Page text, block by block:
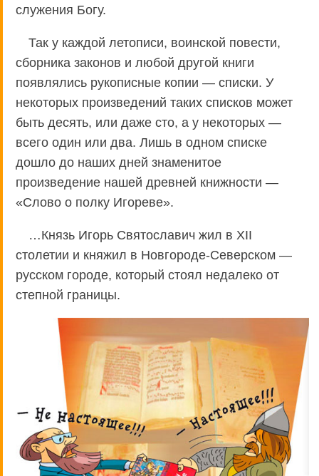
служения Богу.
Так у каждой летописи, воинской повести,
сборника законов и любой другой книги
появлялись рукописные копии — списки. У
некоторых произведений таких списков может
быть десять, или даже сто, а у некоторых —
всего один или два. Лишь в одном списке
дошло до наших дней знаменитое
произведение нашей древней книжности —
«Слово о полку Игореве».
…Князь Игорь Святославич жил в XII
столетии и княжил в Новгороде-Северском —
русском городе, который стоял недалеко от
степной границы.